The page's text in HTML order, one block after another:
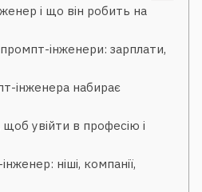
і що він робить на
інженери: зарплати,
інженера набирає
щоб увійти в професію і
ніші, компанії,